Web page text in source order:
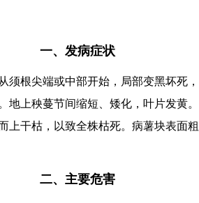
一、发病症状
须根尖端或中部开始，局部变黑坏死
地上秧蔓节间缩短、矮化，叶片发黄
上干枯，以致全株枯死。病薯块表面
二、主要危害